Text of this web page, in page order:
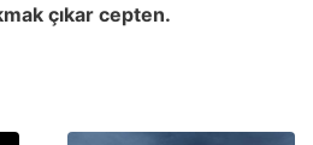
çıkar cepten.